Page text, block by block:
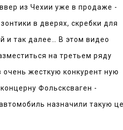
из Чехии уже в продаже -
в дверях, скребки для
и так далее… В этом видео
на третьем ряду
жесткую конкурент ную
Фольсксваген -